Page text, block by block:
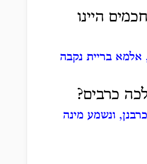
חכמים היינו
אלמא בריית נקבה
כרבים?
ונשמע מינה